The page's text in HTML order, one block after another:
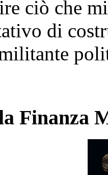
ciò che
di
Finanza